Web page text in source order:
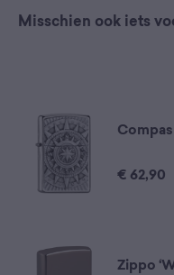
Misschien ook iets
€ 62,90
Zippo